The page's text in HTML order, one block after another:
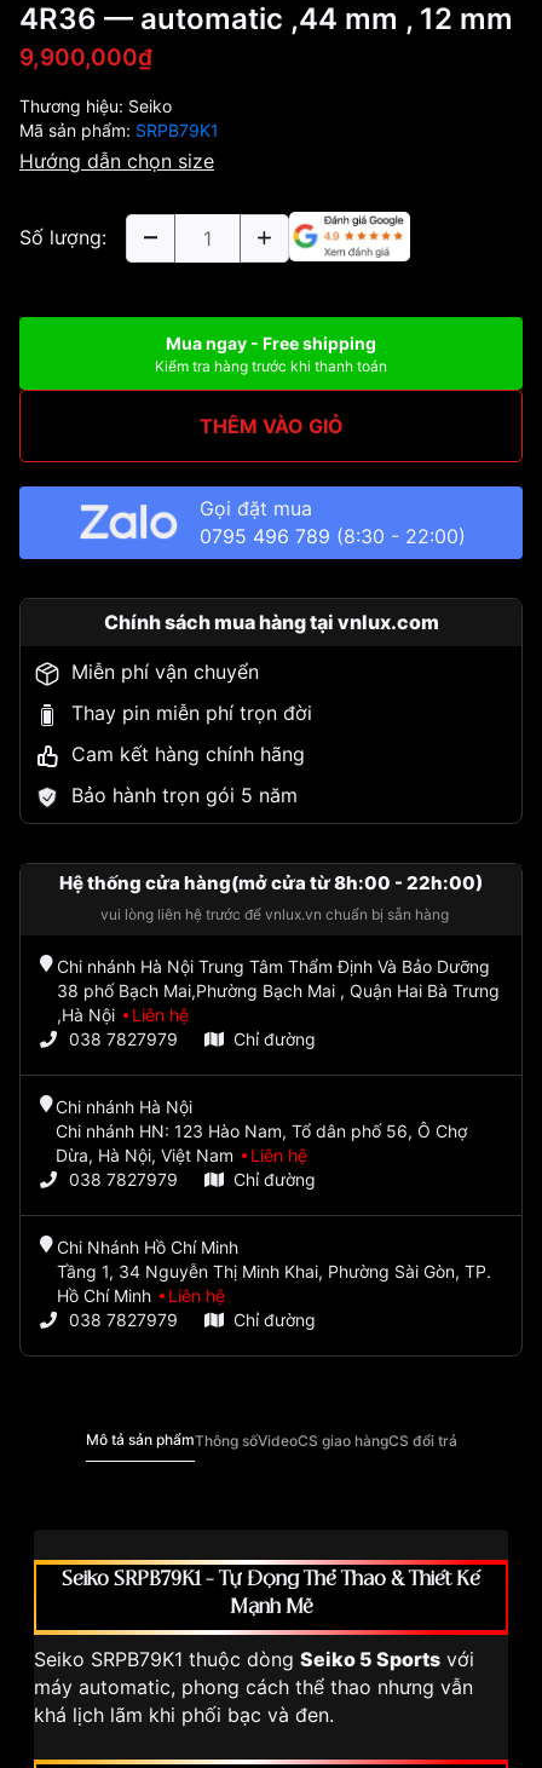
4R36 — automatic ,44 mm , 12 mm
9,900,000₫
Thương hiệu: Seiko
Mã sản phẩm: SRPB79K1
Hướng dẫn chọn size
Số lượng:
Mua ngay - Free shipping
Kiểm tra hàng trước khi thanh toán
THÊM VÀO GIỎ
Gọi đặt mua
0795 496 789 (8:30 - 22:00)
Chính sách mua hàng tại vnlux.com
Miễn phí vận chuyển
Thay pin miễn phí trọn đời
Cam kết hàng chính hãng
Bảo hành trọn gói 5 năm
Hệ thống cửa hàng(mở cửa từ 8h:00 - 22h:00)
vui lòng liên hệ trước để vnlux.vn chuẩn bị sẵn hàng
Chi nhánh Hà Nội Trung Tâm Thẩm Định Và Bảo Dưỡng
38 phố Bạch Mai,Phường Bạch Mai , Quận Hai Bà Trưng
,Hà Nội
Liên hệ
038 7827979
Chỉ đường
Chi nhánh Hà Nội
Chi nhánh HN: 123 Hào Nam, Tổ dân phố 56, Ô Chợ
Dừa, Hà Nội, Việt Nam
Liên hệ
038 7827979
Chỉ đường
Chi Nhánh Hồ Chí Minh
Tầng 1, 34 Nguyễn Thị Minh Khai, Phường Sài Gòn, TP.
Hồ Chí Minh
Liên hệ
038 7827979
Chỉ đường
Mô tả sản phẩmThông sốVideoCS giao hàngCS đổi trả
Seiko SRPB79K1 – Tự Động Thể Thao & Thiết Kế
Mạnh Mẽ
Seiko SRPB79K1 thuộc dòng Seiko 5 Sports với
máy automatic, phong cách thể thao nhưng vẫn
khá lịch lãm khi phối bạc và đen.